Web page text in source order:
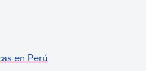
en Perú